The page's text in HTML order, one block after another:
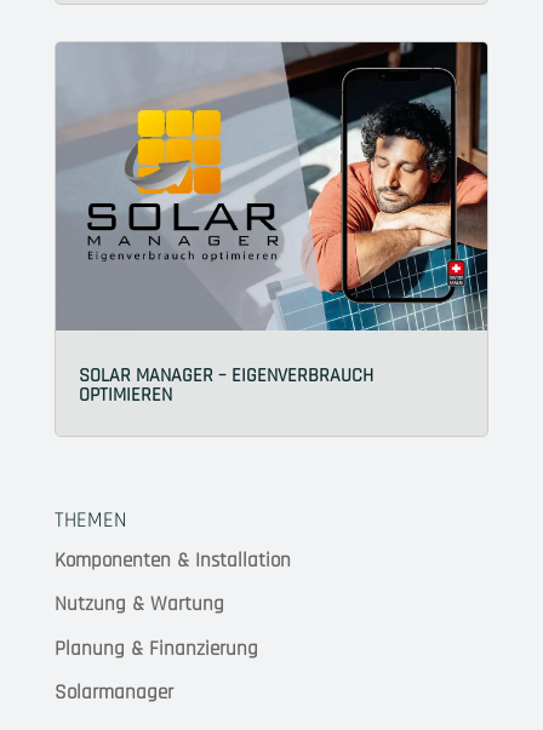
SOLAR MANAGER – EIGENVERBRAUCH
OPTIMIEREN
THEMEN
Komponenten & Installation
Nutzung & Wartung
Planung & Finanzierung
Solarmanager